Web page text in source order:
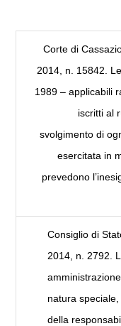
Corte di
2014, n. 15842.
1989 – applicabili
iscritti al
svolgimento di
esercitata in
prevedono
Consiglio di
2014, n. 2792.
natura
della